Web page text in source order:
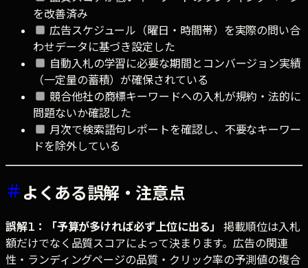
を改善済み
広告スケジュール（曜日・時間帯）を実際の問い合
わせデータに基づき設定した
自動入札の学習に必要な期間とコンバージョン実績
（一定量の蓄積）が確保されている
競合他社の商標キーワードへの入札が規約・法的に
問題ないか確認した
月次で検索語句レポートを確認し、不要なキーワー
ドを除外している
よくある誤解・注意点
誤解1：「予算が多ければ必ず上位に出る」
掲載順位は入札
額だけでなく品質スコアによって決まります。広告の関連
性・ランディングページの品質・クリック率の予測値の複合